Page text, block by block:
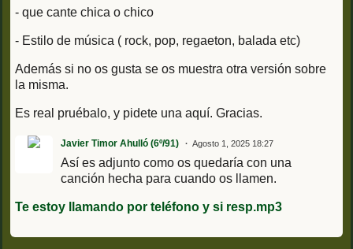
- que cante chica o chico
- Estilo de música ( rock, pop, regaeton, balada etc)
Además si no os gusta se os muestra otra versión sobre
la misma.
Es real pruébalo, y pidete una aquí. Gracias.
Javier Timor Ahulló (6º/91) Agosto 1, 2025 18:27
Así es adjunto como os quedaría con una
canción hecha para cuando os llamen.
Te estoy llamando por teléfono y si resp.mp3